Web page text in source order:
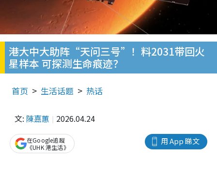
港大中大助阵“天问三号”！料2031带回火
星样本 可探测生命痕迹？
首页 生活话题 热话
文: 陳嘉蕙 2026.04.24
用 App 睇文
在Google追蹤
《UHK 港生活》